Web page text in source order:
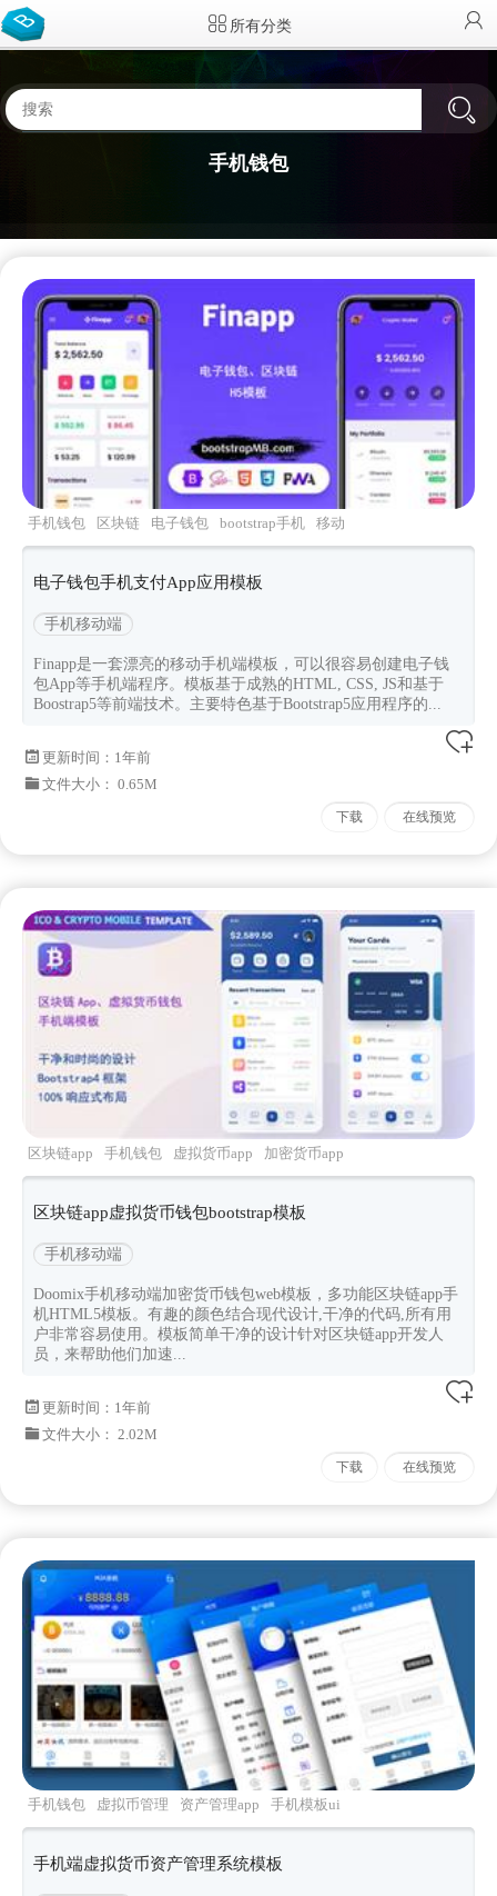
所有分类
手机钱包
手机钱包 区块链 电子钱包 bootstrap手机
移动
端
电子钱包手机支付App应用模板
手机移动端
Finapp是一套漂亮的移动手机端模板，可以很容易创建电子钱
包App等手机端程序。模板基于成熟的HTML, CSS, JS和基于
Boostrap5等前端技术。主要特色基于Bootstrap5应用程序的...
更新时间： 1年前
文件大小： 0.65M
下载 在线预览
区块链app 手机钱包 虚拟货币app
加密货币app
手机端模板
区块链app虚拟货币钱包bootstrap模板
手机移动端
Doomix手机移动端加密货币钱包web模板，多功能区块链app手
机HTML5模板。有趣的颜色结合现代设计,干净的代码,所有用
户非常容易使用。模板简单干净的设计针对区块链app开发人
员，来帮助他们加速...
更新时间： 1年前
文件大小： 2.02M
下载 在线预览
手机钱包 虚拟币管理 资产管理app 手机模板ui
手机端虚拟货币资产管理系统模板